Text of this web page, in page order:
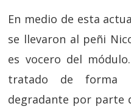
En medio de esta
se llevaron al peñi
es vocero del
tratado de forma
degradante por parte